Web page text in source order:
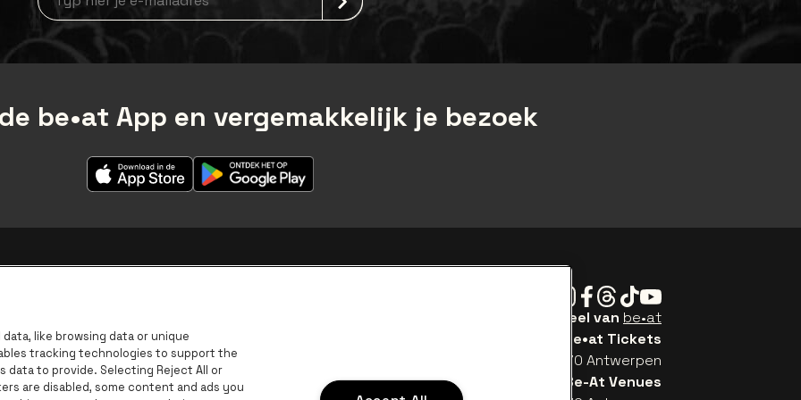
be•at App en vergemakkelijk je bezoek
Instagram
Facebook
Threads
TiktokYoutube
Be•at Tickets is een deel van be•at
be•at Tickets
Schijnpoortweg 119, 2170 Antwerpen
Be-At Venues
like browsing data or unique
tracking technologies to support the
data to provide. Selecting Reject All or
are disabled, some content and ads you